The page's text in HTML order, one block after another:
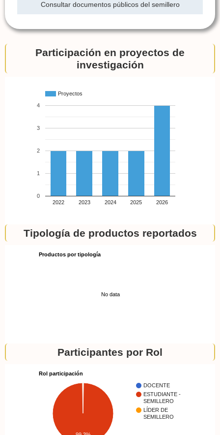
Consultar documentos públicos del semillero
Participación en proyectos de
investigación
Proyectos
2022 2023 2024 2025 2026
0
1
2
3
4
Tipología de productos reportados
Productos por tipología
No data
Participantes por Rol
Rol participación
DOCENTE
ESTUDIANTE -
SEMILLERO
LÍDER DE
SEMILLERO